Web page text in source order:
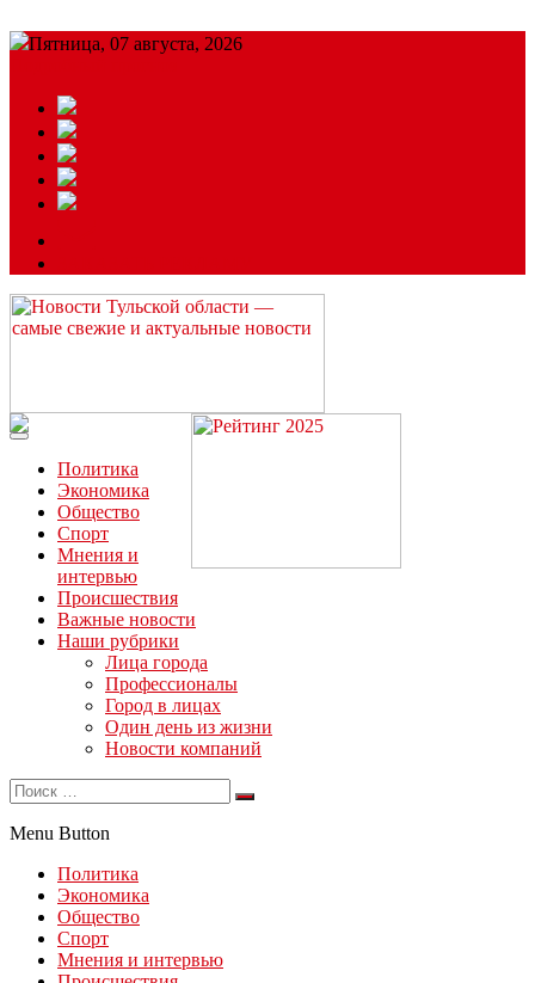
Пятница, 07 августа, 2026
Читайте последние новости дня в Тульской области на сайте
“ЗаНовомосковск”
Политика
Экономика
Общество
Спорт
Мнения и
интервью
Происшествия
Важные новости
Наши рубрики
Лица города
Профессионалы
Город в лицах
Один день из жизни
Новости компаний
Menu Button
Политика
Экономика
Общество
Спорт
Мнения и интервью